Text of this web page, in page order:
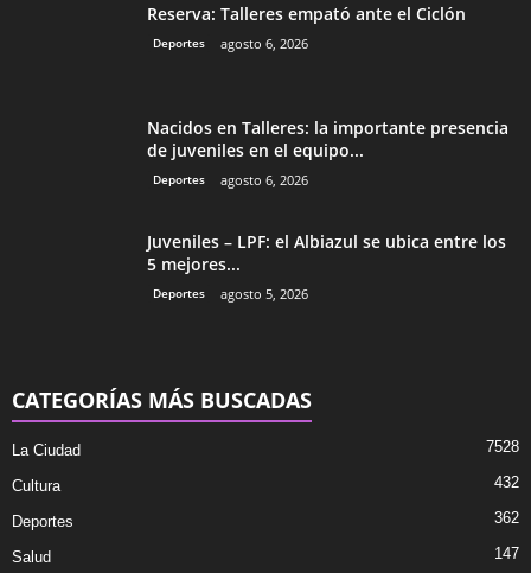
Reserva: Talleres empató ante el Ciclón
Deportes agosto 6, 2026
Nacidos en Talleres: la importante presencia
de juveniles en el equipo...
Deportes agosto 6, 2026
Juveniles – LPF: el Albiazul se ubica entre los
5 mejores...
Deportes agosto 5, 2026
CATEGORÍAS MÁS BUSCADAS
La Ciudad 7528
Cultura 432
Deportes 362
Salud 147